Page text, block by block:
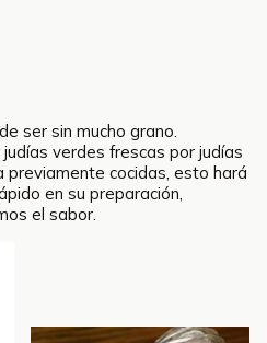
ser sin mucho grano.
verdes frescas por judías
previamente cocidas, esto hará
en su preparación,
el sabor.